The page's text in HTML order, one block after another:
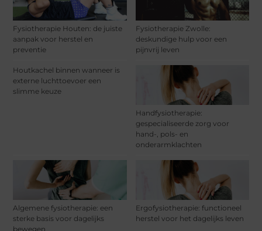
Fysiotherapie Houten: de juiste
aanpak voor herstel en
preventie
Fysiotherapie Zwolle:
deskundige hulp voor een
pijnvrij leven
Houtkachel binnen wanneer is
externe luchttoevoer een
slimme keuze
Handfysiotherapie:
gespecialiseerde zorg voor
hand-, pols- en
onderarmklachten
Algemene fysiotherapie: een
sterke basis voor dagelijks
bewegen
Ergofysiotherapie: functioneel
herstel voor het dagelijks leven